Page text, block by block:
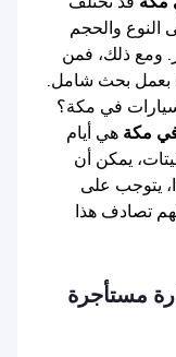
النوع والحجم
ومع ذلك، فمن
بعمل بحث شامل.
في مكة؟
في مكة هي أيام
يمكن أن
يتوجب على
تصادف هذا
مستأجرة